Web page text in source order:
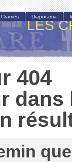
LES
404
dans
Cramés Diaporama